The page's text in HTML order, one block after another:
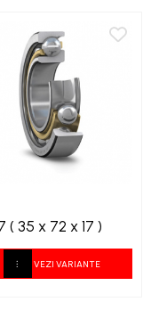
7207 ( 35 x 72 x 17 )
VEZI VARIANTE